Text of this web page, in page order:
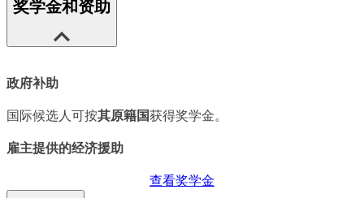
奖学金和资助
政府补助
国际候选人可按其原籍国获得奖学金。
雇主提供的经济援助
查看奖学金